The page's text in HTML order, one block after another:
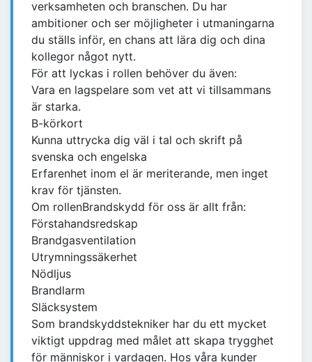
verksamheten och branschen. Du har
ambitioner och ser möjligheter i utmaningarna
du ställs inför, en chans att lära dig och dina
kollegor något nytt.
För att lyckas i rollen behöver du även:
Vara en lagspelare som vet att vi tillsammans
är starka.
B-körkort
Kunna uttrycka dig väl i tal och skrift på
svenska och engelska
Erfarenhet inom el är meriterande, men inget
krav för tjänsten.
Om rollenBrandskydd för oss är allt från:
Förstahandsredskap
Brandgasventilation
Utrymningssäkerhet
Nödljus
Brandlarm
Släcksystem
Som brandskyddstekniker har du ett mycket
viktigt uppdrag med målet att skapa trygghet
för människor i vardagen. Hos våra kunder